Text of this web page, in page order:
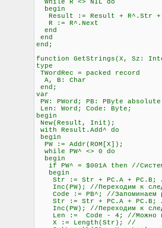
While R <> NIL do
begin
Result := Result + R^.Str +
R := R^.Next
end
end
end;
function GetStrings(X, Sz:
type
TWordRec = packed record
A, B: Char
end;
var
PW: PWord; PB: PByte
Len: Word; Code: Byte;
begin
New(Result, Init);
with Result.Add^ do
begin
PW := Addr(ROM[X]);
while PW^ <> 0 do
begin
if PW^ = $001A then //
begin
Str := Str + PC.A + PC.B; //
Inc(PW); //Переходим к
Code := PB^; //Запоминаем
Str := Str + PC.A + PC.B; //
Inc(PW); //Переходим к
Len := Code - 4; //Можно
X := Length(Str); //